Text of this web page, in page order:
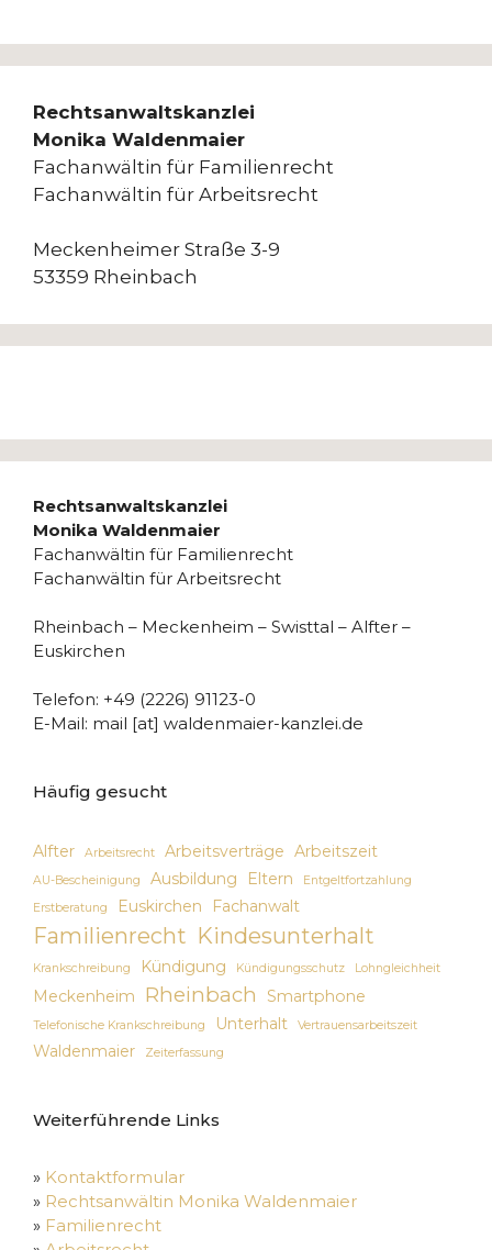
Rechtsanwaltskanzlei
Monika Waldenmaier
Fachanwältin für Familienrecht
Fachanwältin für Arbeitsrecht
Meckenheimer Straße 3-9
53359 Rheinbach
Rechtsanwaltskanzlei
Monika Waldenmaier
Fachanwältin für Familienrecht
Fachanwältin für Arbeitsrecht
Rheinbach – Meckenheim – Swisttal – Alfter –
Euskirchen
Telefon: +49 (2226) 91123-0
E-Mail: mail [at] waldenmaier-kanzlei.de
Häufig gesucht
Alfter Arbeitsrecht Arbeitsverträge Arbeitszeit
AU-Bescheinigung Ausbildung Eltern
Entgeltfortzahlung
Erstberatung
Euskirchen Fachanwalt
Familienrecht Kindesunterhalt
Krankschreibung Kündigung Kündigungsschutz Lohngleichheit
Meckenheim Rheinbach Smartphone
Telefonische Krankschreibung Unterhalt Vertrauensarbeitszeit
Waldenmaier Zeiterfassung
Weiterführende Links
» Kontaktformular
» Rechtsanwältin Monika Waldenmaier
» Familienrecht